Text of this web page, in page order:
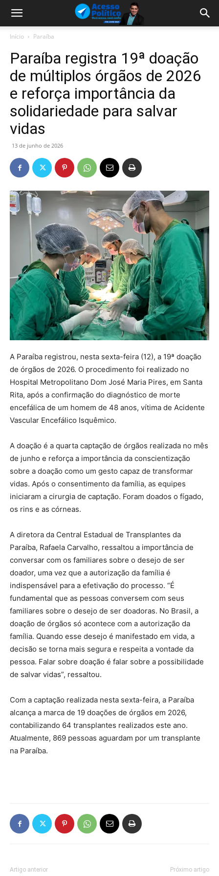
Início Paraíba
Paraíba registra 19ª doação
de múltiplos órgãos de 2026
e reforça importância da
solidariedade para salvar
vidas
13 de junho de 2026
A Paraíba registrou, nesta sexta-feira (12), a 19ª doação
de órgãos de 2026. O procedimento foi realizado no
Hospital Metropolitano Dom José Maria Pires, em Santa
Rita, após a confirmação do diagnóstico de morte
encefálica de um homem de 48 anos, vítima de Acidente
Vascular Encefálico Isquêmico.
A doação é a quarta captação de órgãos realizada no mês
de junho e reforça a importância da conscientização
sobre a doação como um gesto capaz de transformar
vidas. Após o consentimento da família, as equipes
iniciaram a cirurgia de captação. Foram doados o fígado,
os rins e as córneas.
A diretora da Central Estadual de Transplantes da
Paraíba, Rafaela Carvalho, ressaltou a importância de
conversar com os familiares sobre o desejo de ser
doador, uma vez que a autorização da família é
indispensável para a efetivação do processo. “É
fundamental que as pessoas conversem com seus
familiares sobre o desejo de ser doadoras. No Brasil, a
doação de órgãos só acontece com a autorização da
família. Quando esse desejo é manifestado em vida, a
decisão se torna mais segura e respeita a vontade da
pessoa. Falar sobre doação é falar sobre a possibilidade
de salvar vidas”, ressaltou.
Com a captação realizada nesta sexta-feira, a Paraíba
alcança a marca de 19 doações de órgãos em 2026,
contabilizando 64 transplantes realizados este ano.
Atualmente, 869 pessoas aguardam por um transplante
na Paraíba.
Artigo anterior Próximo artigo